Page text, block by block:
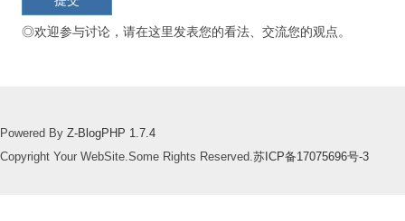
◎欢迎参与讨论，请在这里发表您的看法、交流您的观点。
Powered By Z-BlogPHP 1.7.4
Copyright Your WebSite.Some Rights Reserved.苏ICP备17075696号-3